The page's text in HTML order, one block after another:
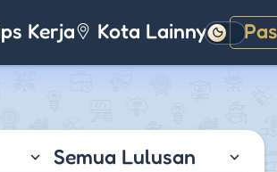
Kerja Kota LainnyaGelap
Semua Lulusan